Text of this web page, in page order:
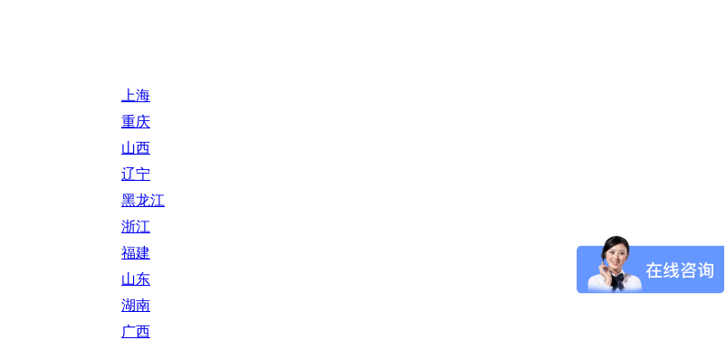
上海
重庆
山西
辽宁
黑龙江
浙江
福建
山东
湖南
广西